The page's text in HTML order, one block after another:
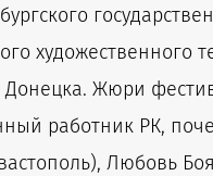
художественного
Жюри
работник РК,
Любовь